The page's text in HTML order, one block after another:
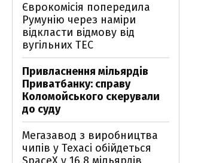
Єврокомісія попередила
Румунію через наміри
відкласти відмову від
вугільних ТЕС
Привласнення мільярдів
Приватбанку: справу
Коломойського скерували
до суду
Мегазавод з виробництва
чипів у Техасі обійдеться